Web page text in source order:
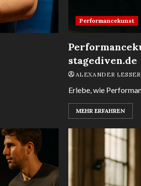
Performancekunst
stagediven.de
ALEXANDER LESSER
Erlebe, wie
MEHR ERFAHREN